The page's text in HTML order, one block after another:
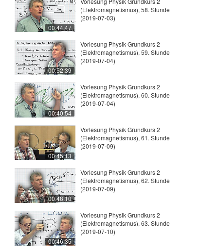
00:44:47
(Elektromagnetismus), 58. Stunde
(2019-07-03)
00:52:39
Vorlesung Physik Grundkurs 2
(Elektromagnetismus), 59. Stunde
(2019-07-04)
00:40:54
Vorlesung Physik Grundkurs 2
(Elektromagnetismus), 60. Stunde
(2019-07-04)
00:45:13
Vorlesung Physik Grundkurs 2
(Elektromagnetismus), 61. Stunde
(2019-07-09)
00:48:10
Vorlesung Physik Grundkurs 2
(Elektromagnetismus), 62. Stunde
(2019-07-09)
00:46:35
Vorlesung Physik Grundkurs 2
(Elektromagnetismus), 63. Stunde
(2019-07-10)